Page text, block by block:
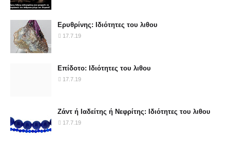
Ερυθρίνης: Ιδιότητες του λιθου
17.7.19
Επίδοτο: Ιδιότητες του λιθου
17.7.19
Ζάντ ή Ιαδείτης ή Νεφρίτης: Ιδιότητες του λιθου
17.7.19